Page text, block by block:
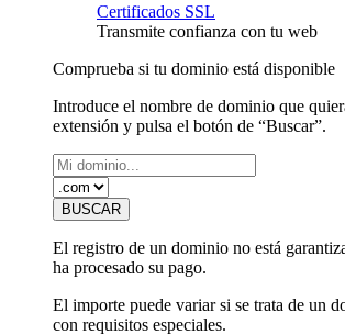
Certificados SSL
Transmite confianza con tu web
Comprueba si tu dominio está disponible
Introduce el nombre de dominio que
extensión y pulsa el botón de “Buscar”.
El registro de un dominio no está
ha procesado su pago.
El importe puede variar si se trata de un
con requisitos especiales.